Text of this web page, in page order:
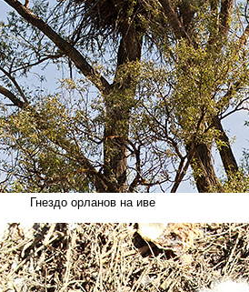
Гнездо орланов на иве